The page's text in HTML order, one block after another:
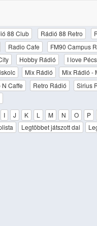
88 Club Rádió 88 Retro
Radio Cafe FM90 Campus
Hobby Rádió I love
Mix Rádió Mix Rádió -
N Caffe Retro Rádió Sirius
I J K L M N O P
Legtöbbet játszott dal